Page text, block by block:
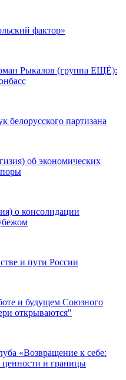
фактор»
Рыкалов (группа ЕЩЁ):
партизана
об экономических
о консолидации
и пути России
и будущем Союзного
открываются"
«Возвращение к себе:
и границы